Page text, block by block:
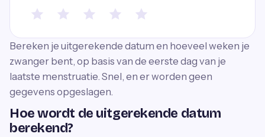
Bereken je uitgerekende datum en hoeveel weken je
zwanger bent, op basis van de eerste dag van je
laatste menstruatie. Snel, en er worden geen
gegevens opgeslagen.
Hoe wordt de uitgerekende datum
berekend?